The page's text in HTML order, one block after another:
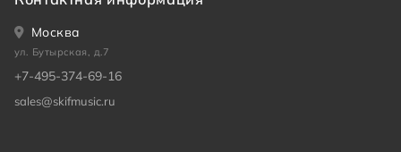
Москва
ул. Бутырская, д.7
+7-495-374-69-16
sales@skifmusic.ru